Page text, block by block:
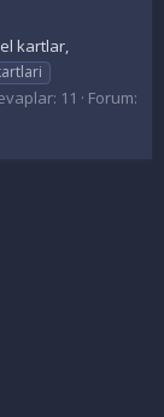
kartlar,
11
Forum: